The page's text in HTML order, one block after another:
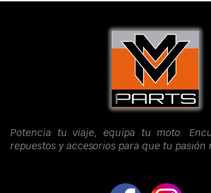
Potencia tu viaje, equipa tu moto.
repuestos y accesorios para que tu pasión